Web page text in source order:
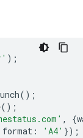
);
();
();
, {
format : 'A4' });